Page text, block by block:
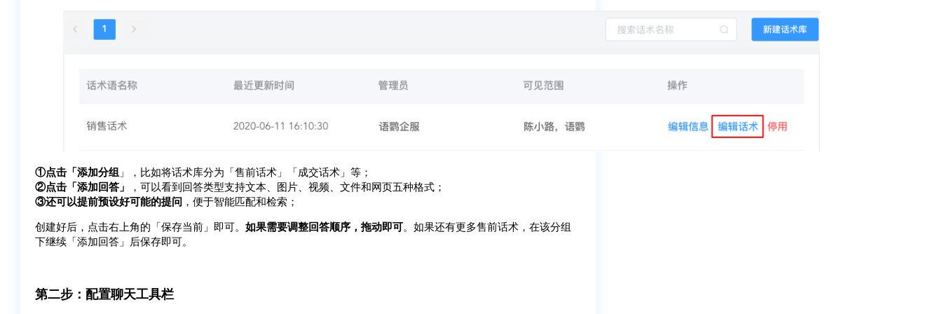
①点击「添加分组 」，比如将话术库分为「售前话术」「成交话术」等；
②点击「添加回答」
，可以看到回答类型支持文本、图片、视频、文件和网页五种格式；
③还可以提前预设好可能的提问 ，便于智能匹配和检索；
创建好后，点击右上角的「保存当前」即可。 如果需要调整回答顺序，拖动即可。如果还有更多售前话术，在该分组
下继续「添加回答」后保存即可。
第二步：配置聊天工具栏